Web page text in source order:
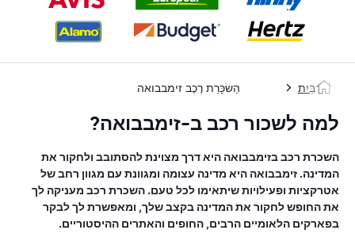
בַּיִת הַשׂכָּרַת רֶכֶב זימבבואה
למה לשכור רכב ב-זימבבואה?
השכרת רכב בזימבבואה היא דרך מצוינת להסתובב ולחקור את
המדינה. זימבבואה היא מדינה עצומה ומגוונת עם מגוון רחב של
אטרקציות ופעילויות שיתאימו לכל טעם. השכרת רכב מעניקה לך
את החופש לחקור את המדינה בקצב שלך, ומאפשרת לך לבקר
בפארקים הלאומיים הרבים, החופים והאתרים ההיסטוריים.